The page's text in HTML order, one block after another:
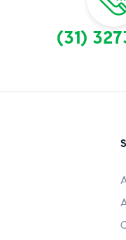
(31)